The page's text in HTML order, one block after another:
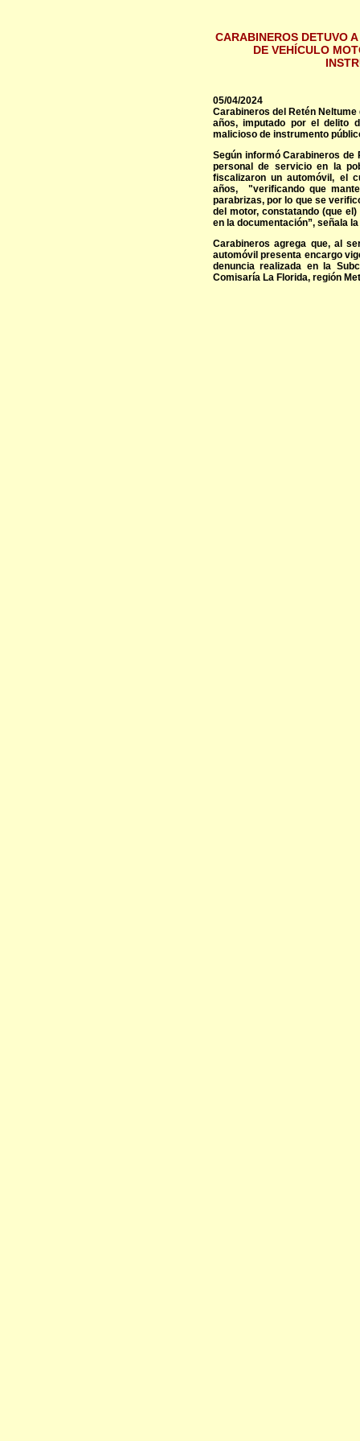
CARABINEROS DETUVO
DE VEHÍCULO
05/04/2024
Carabineros del Retén
años, imputado por el delito
malicioso de instrumento
Según informó Carabineros de
personal de servicio en la
fiscalizaron un automóvil, el
años, "verificando que
parabrizas, por lo que se
del motor, constatando (que
en la documentación”, señala
Carabineros agrega que, al
automóvil presenta encargo
denuncia realizada en la
Comisaría La Florida, región